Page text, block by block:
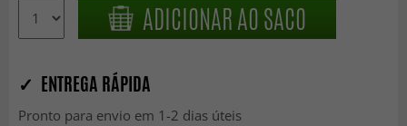
ADICIONAR AO SACO
✓ ENTREGA RÁPIDA
Pronto para envio em 1-2 dias úteis